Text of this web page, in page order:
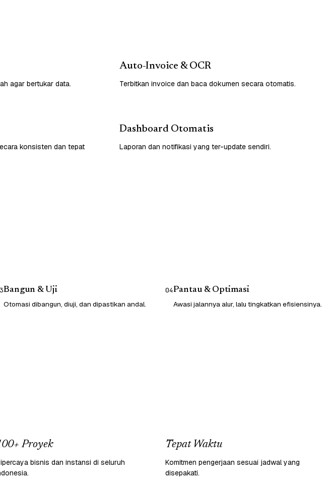
agar bertukar data.
Auto-Invoice & OCR
Terbitkan invoice dan baca dokumen secara otomatis.
konsisten dan tepat
Dashboard Otomatis
Laporan dan notifikasi yang ter-update sendiri.
Bangun & Uji
Otomasi dibangun, diuji, dan dipastikan andal.
04Pantau & Optimasi
Awasi jalannya alur, lalu tingkatkan efisiensinya.
Proyek
bisnis dan instansi di seluruh
Tepat Waktu
Komitmen pengerjaan sesuai jadwal yang
disepakati.